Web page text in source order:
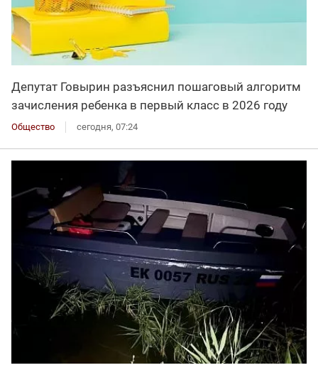
Депутат Говырин разъяснил пошаговый алгоритм
зачисления ребенка в первый класс в 2026 году
Общество сегодня, 07:24